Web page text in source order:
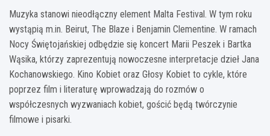
Muzyka stanowi nieodłączny element Malta Festival. W tym roku
wystąpią m.in. Beirut, The Blaze i Benjamin Clementine. W ramach
Nocy Świętojańskiej odbędzie się koncert Marii Peszek i Bartka
Wąsika, którzy zaprezentują nowoczesne interpretacje dzieł Jana
Kochanowskiego. Kino Kobiet oraz Głosy Kobiet to cykle, które
poprzez film i literaturę wprowadzają do rozmów o
współczesnych wyzwaniach kobiet, gościć będą twórczynie
filmowe i pisarki.